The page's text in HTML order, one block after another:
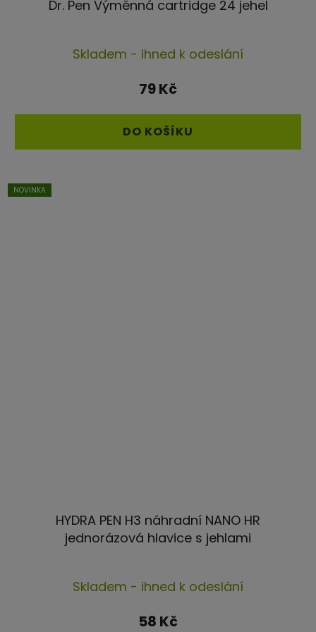
Dr. Pen Výměnná cartridge 24 jehel
hodnocení
produktu
4,5
z
Skladem - ihned k odeslání
79 Kč
DO KOŠÍKU
NOVINKA
HYDRA PEN H3 náhradní NANO HR
jednorázová hlavice s jehlami
Skladem - ihned k odeslání
58 Kč